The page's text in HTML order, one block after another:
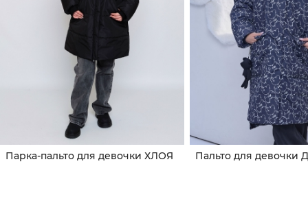
Парка-пальто для девочки ХЛОЯ Пальто для девочки